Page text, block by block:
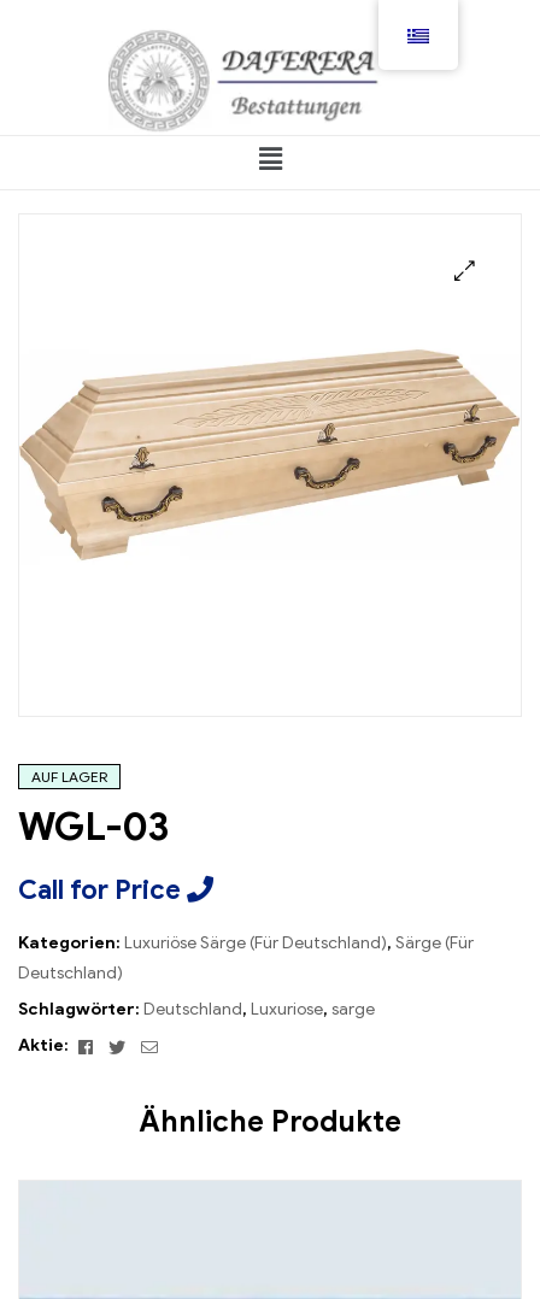
AUF LAGER
WGL-03
Call for Price
Kategorien: Luxuriöse Särge (Für Deutschland), Särge (Für
Deutschland)
Schlagwörter: Deutschland, Luxuriose, sarge
Aktie:
Facebook
TwitterEmail
Ähnliche Produkte